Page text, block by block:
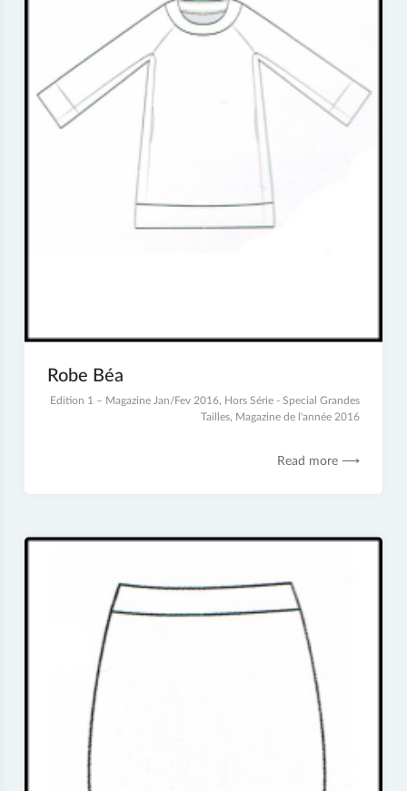
Robe Béa
4Edition 1 – Magazine Jan/Fev 2016 Hors Série - Special Grandes
Tailles Magazine de l'année 2016
Read more ⟶